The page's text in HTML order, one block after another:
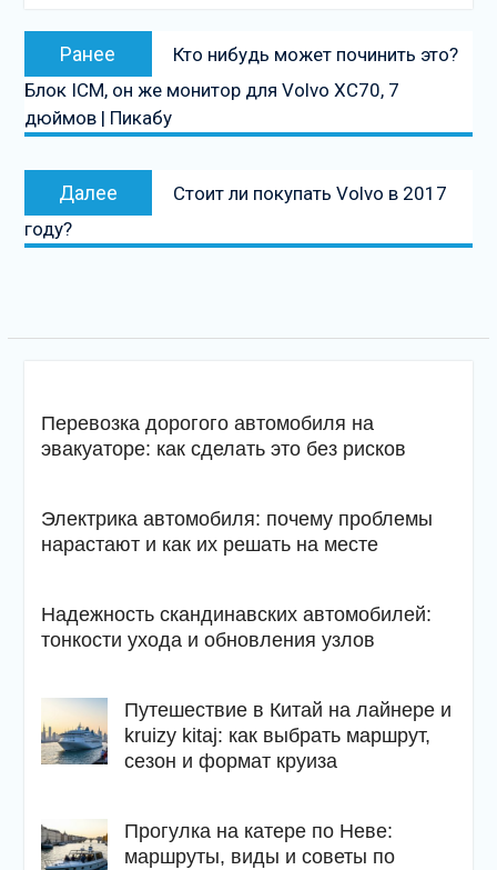
Навигация
записям
Ранее
Предыдущая
запись:
Кто нибудь может починить это?
Блок ICM, он же монитор для Volvo XC70, 7
дюймов | Пикабу
Далее
Следующая
запись
Стоит ли покупать Volvo в 2017
году?
Перевозка дорогого автомобиля на
эвакуаторе: как сделать это без рисков
Электрика автомобиля: почему проблемы
нарастают и как их решать на месте
Надежность скандинавских автомобилей:
тонкости ухода и обновления узлов
Путешествие в Китай на лайнере и
kruizy kitaj: как выбрать маршрут,
сезон и формат круиза
Прогулка на катере по Неве:
маршруты, виды и советы по